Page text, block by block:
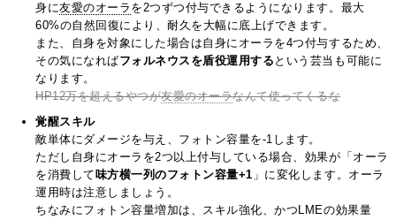
身に友愛のオーラ を2つずつ付与できるようになります。最大
60%の自然回復により、耐久を大幅に底上げできます。
また、自身を対象にした場合は自身にオーラを4つ付与するため、
その気になればフォルネウスを盾役運用する という芸当も可能に
なります。
HP12万を超えるやつが友愛のオーラなんて使ってくるな
覚醒スキル
敵単体にダメージを与え、フォトン容量を-1します。
ただし自身にオーラを2つ以上付与している場合、効果が「オーラ
を消費して味方横一列のフォトン容量+1 」に変化します。オーラ
運用時は注意しましょう。
ちなみにフォトン容量増加は、スキル強化、かつLMEの効果量